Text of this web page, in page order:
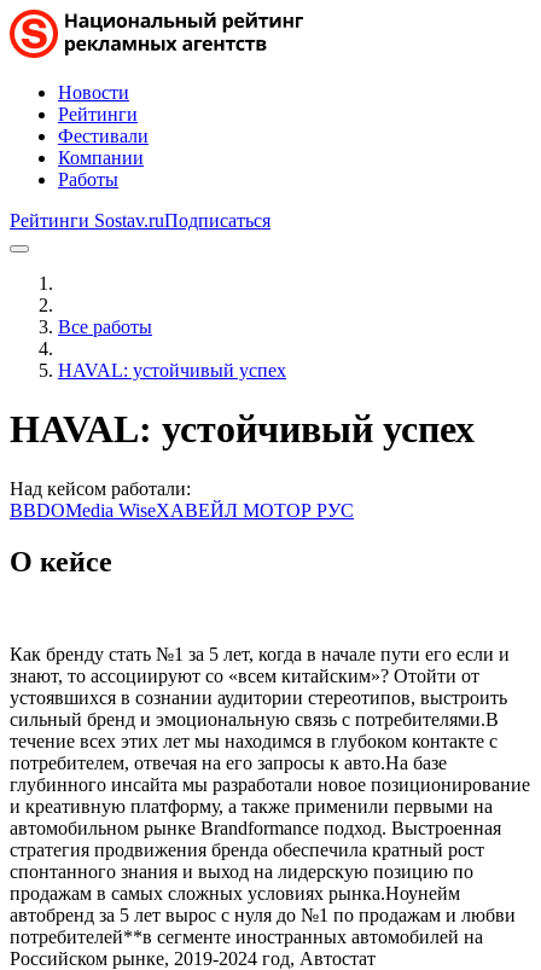
Новости
Рейтинги
Фестивали
Компании
Работы
Рейтинги Sostav.ruПодписаться
Все работы
HAVAL: устойчивый успех
HAVAL: устойчивый успех
Над кейсом работали:
BBDOMedia WiseХАВЕЙЛ МОТОР РУС
О кейсе
Как бренду стать №1 за 5 лет, когда в начале пути его если и
знают, то ассоциируют со «всем китайским»? Отойти от
устоявшихся в сознании аудитории стереотипов, выстроить
сильный бренд и эмоциональную связь с потребителями.В
течение всех этих лет мы находимся в глубоком контакте с
потребителем, отвечая на его запросы к авто.На базе
глубинного инсайта мы разработали новое позиционирование
и креативную платформу, а также применили первыми на
автомобильном рынке Brandformance подход. Выстроенная
стратегия продвижения бренда обеспечила кратный рост
спонтанного знания и выход на лидерскую позицию по
продажам в самых сложных условиях рынка.Ноунейм
автобренд за 5 лет вырос с нуля до №1 по продажам и любви
потребителей**в сегменте иностранных автомобилей на
Российском рынке, 2019-2024 год, Автостат